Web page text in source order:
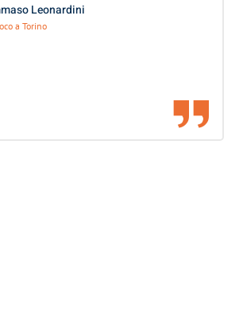
Leonardini
a Torino